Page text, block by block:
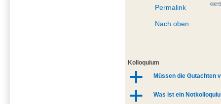
Permalink
Nach oben
Kolloquium
a Müssen die Gutachten
a Was ist ein